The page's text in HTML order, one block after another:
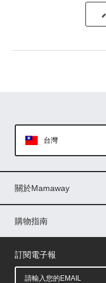
台灣
印尼
菲律賓
馬來西亞
關於Mamaway
門市據點
最新消息
品牌故事
人力招募
媒體花絮
隱私權聲明
CSR企業社會責任
購物指南
購物常見問題
退換貨問題
儲值金使用條款
購買儲值金
發票問題
會員權益
線上留言
吸乳器-免費體驗
訂閱電子報